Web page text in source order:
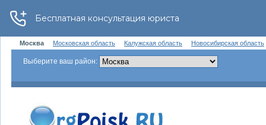
Москва Московская область Калужская область Новосибирская область
Выберите ваш район: